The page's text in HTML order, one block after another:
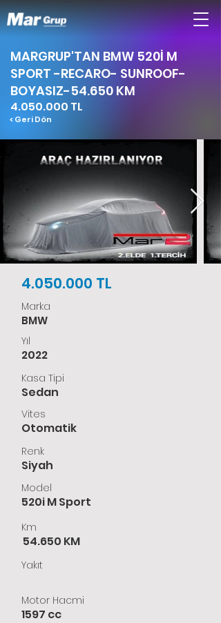
MARGRUP'TAN BMW 520İ M
SPORT -RECARO- SUNROOF-
BOYASIZ-54.650 KM
4.050.000 TL
< Geri Dön
4.050.000 TL
Marka
BMW
Yıl
2022
Kasa Tipi
Sedan
Vites
Otomatik
Renk
Siyah
Model
520i M Sport
Km
54.650 KM
Yakıt
Motor Hacmi
1597 cc